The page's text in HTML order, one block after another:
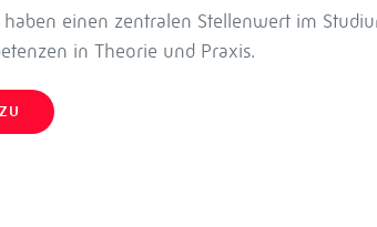
haben einen zentralen Stellenwert im
in Theorie und Praxis.